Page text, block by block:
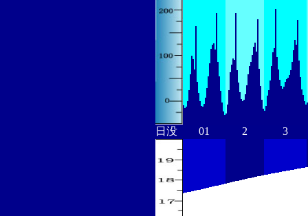
日没 01 2 3